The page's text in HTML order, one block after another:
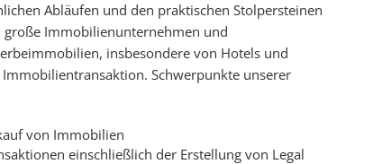
Abläufen und den praktischen Stolpersteinen
Immobilienunternehmen und
insbesondere von Hotels und
Schwerpunkte unserer
von Immobilien
einschließlich der Erstellung von Legal